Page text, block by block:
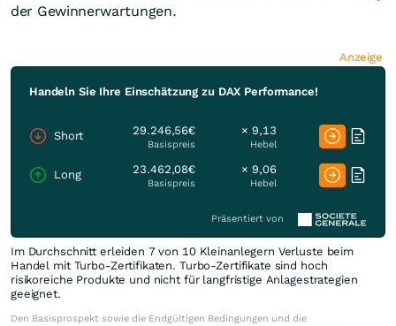
der Gewinnerwartungen.
Anzeige
Handeln Sie Ihre Einschätzung zu DAX Performance!
Short 29.246,56€
Basispreis
× 9,13
Hebel
Long 23.462,08€
Basispreis
× 9,06
Hebel
Präsentiert von
Im Durchschnitt erleiden 7 von 10 Kleinanlegern Verluste beim
Handel mit Turbo-Zertifikaten. Turbo-Zertifikate sind hoch
risikoreiche Produkte und nicht für langfristige Anlagestrategien
geeignet.
Den Basisprospekt sowie die Endgültigen Bedingungen und die